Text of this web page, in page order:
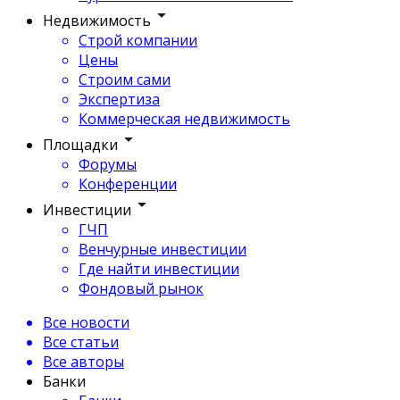
Недвижимость
Строй компании
Цены
Строим сами
Экспертиза
Коммерческая недвижимость
Площадки
Форумы
Конференции
Инвестиции
ГЧП
Венчурные инвестиции
Где найти инвестиции
Фондовый рынок
Все новости
Все статьи
Все авторы
Банки